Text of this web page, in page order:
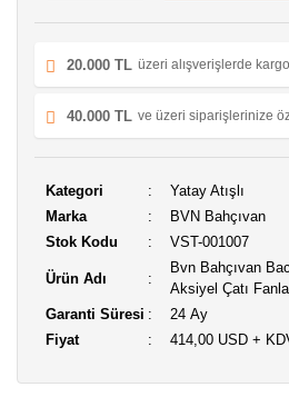
20.000 TL üzeri alışverişlerde
40.000 TL ve üzeri siparişlerinize
Kategori
Yatay Atışlı
Marka
BVN Bahçıvan
Stok Kodu
VST-001007
Ürün Adı
Bvn Bahçıvan
Aksiyel Çatı
Garanti Süresi
24 Ay
Fiyat
414,00 USD +